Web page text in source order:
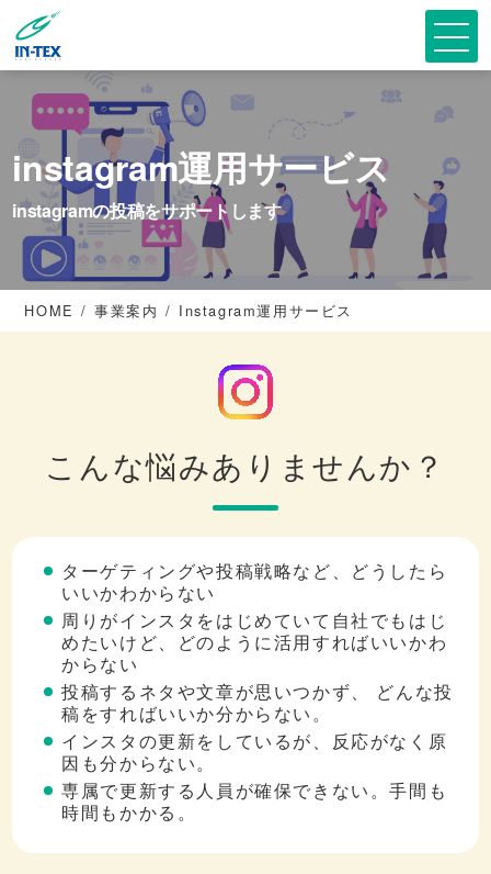
instagram運用サービス
instagramの投稿をサポートします
HOME 事業案内 Instagram運用サービス
こんな悩みありませんか？
ターゲティングや投稿戦略など、どうしたら
いいかわからない
周りがインスタをはじめていて自社でもはじ
めたいけど、どのように活用すればいいかわ
からない
投稿するネタや文章が思いつかず、 どんな投
稿をすればいいか分からない。
インスタの更新をしているが、反応がなく原
因も分からない。
専属で更新する人員が確保できない。手間も
時間もかかる。